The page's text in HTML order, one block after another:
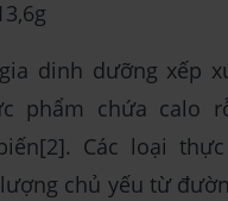
dinh dưỡng xếp
phẩm chứa calo
Các loại
chủ yếu từ